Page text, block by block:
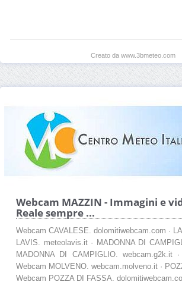
Creato da www.3bmeteo.com
Webcam MAZZIN - Immagini e
Reale sempre ...
Webcam CAVALESE. dolomitiwebcam.com ·
LAVIS. meteolavis.it · MADONNA DI
MADONNA DI CAMPIGLIO. webcam.g2k.it
Webcam MOLVENO. webcam.molveno.it ·
Webcam POZZA DI FASSA.